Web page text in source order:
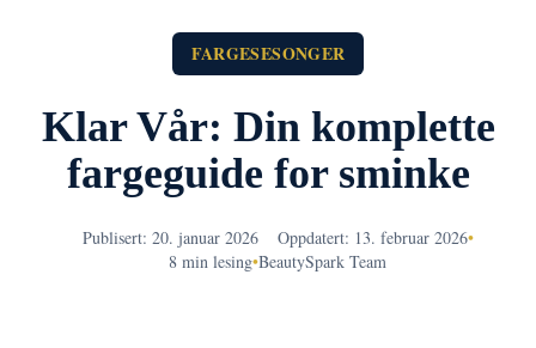
FARGESESONGER
Klar Vår: Din komplette
fargeguide for sminke
Publisert: 20. januar 2026 Oppdatert: 13. februar 2026•
8 min lesing•BeautySpark Team